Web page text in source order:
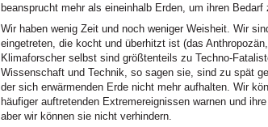
beansprucht mehr als eineinhalb Erden, um ihren Bedarf
Wir haben wenig Zeit und noch weniger Weisheit. Wir
eingetreten, die kocht und überhitzt ist (das
Klimaforscher selbst sind größtenteils zu Techno-
Wissenschaft und Technik, so sagen sie, sind zu spät
der sich erwärmenden Erde nicht mehr aufhalten. Wir
häufiger auftretenden Extremereignissen warnen und
aber wir können sie nicht verhindern.